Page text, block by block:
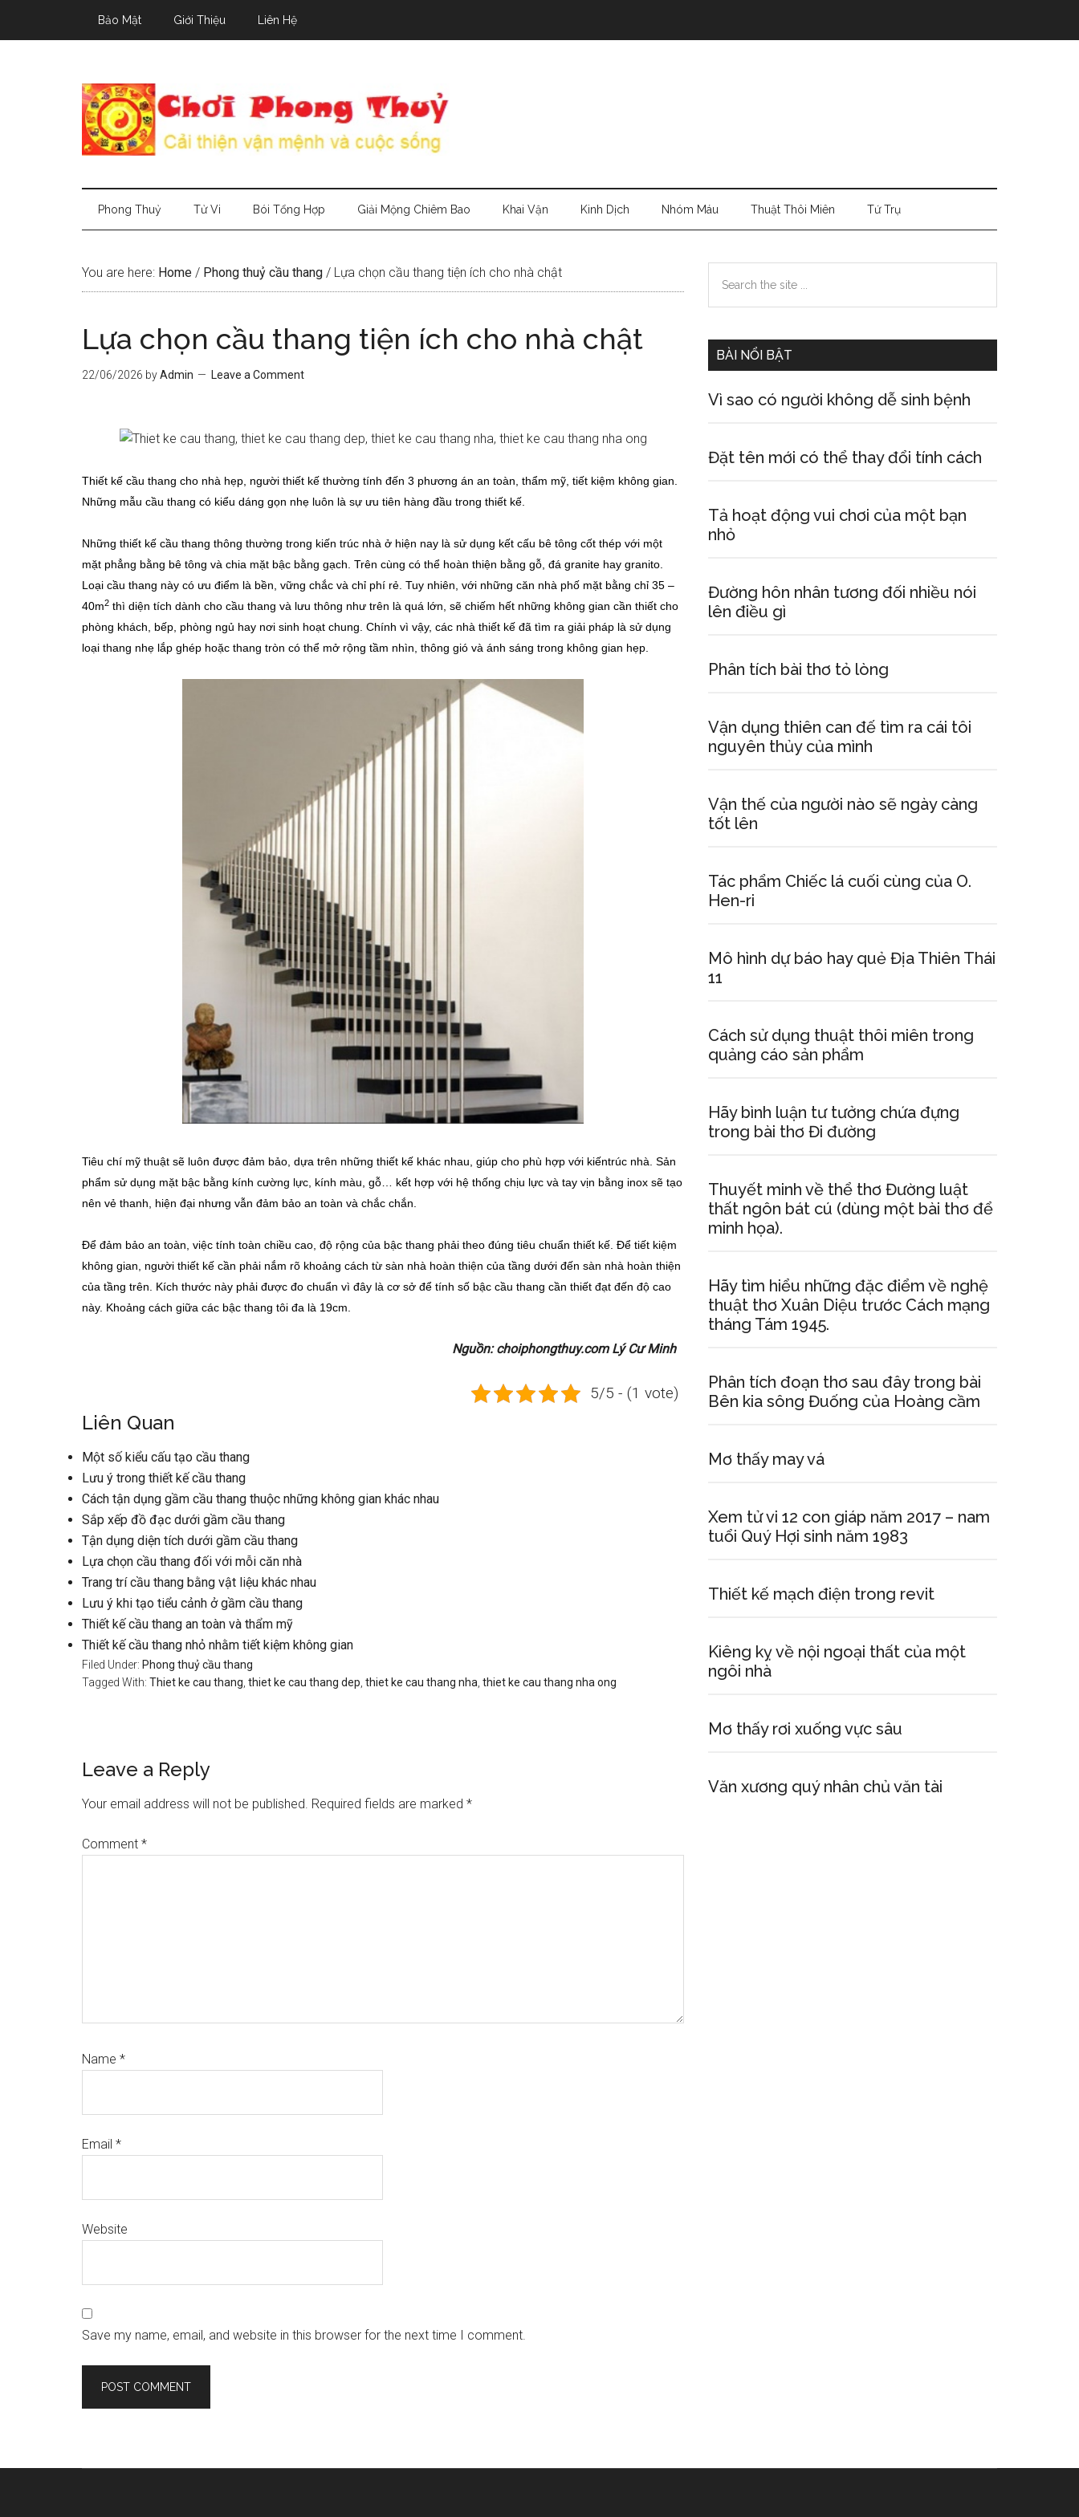
Bảo Mật Giới Thiệu Liên Hệ
Phong Thuỷ Tử Vi Bói Tổng Hợp Giải Mộng Chiêm Bao Khai Vận Kinh Dịch Nhóm Máu Thuật Thôi Miên Tứ Trụ
You are here: Home / Phong thuỷ cầu thang / Lựa chọn cầu thang tiện ích cho nhà chật
Lựa chọn cầu thang tiện ích cho nhà chật
22/06/2026 byAdmin Leave a Comment
Thiết kế cầu thang cho nhà hẹp, người thiết kế thường tính đến 3 phương án an toàn, thẩm mỹ, tiết kiệm không gian.
Những mẫu cầu thang có kiểu dáng gọn nhẹ luôn là sự ưu tiên hàng đầu trong thiết kế.
Những thiết kế cầu thang thông thường trong kiến trúc nhà ở hiện nay là sử dụng kết cấu bê tông cốt thép với một
mặt phẳng bằng bê tông và chia mặt bậc bằng gạch. Trên cùng có thể hoàn thiện bằng gỗ, đá granite hay granito.
Loại cầu thang này có ưu điểm là bền, vững chắc và chỉ phí rẻ. Tuy nhiên, với những căn nhà phố mặt bằng chỉ 35 –
40m2 thì diện tích dành cho cầu thang và lưu thông như trên là quá lớn, sẽ chiếm hết những không gian cần thiết cho
phòng khách, bếp, phòng ngủ hay nơi sinh hoạt chung. Chính vì vậy, các nhà thiết kế đã tìm ra giải pháp là sử dụng
loại thang nhẹ lắp ghép hoặc thang tròn có thể mở rộng tầm nhìn, thông gió và ánh sáng trong không gian hẹp.
Tiêu chí mỹ thuật sẽ luôn được đảm bảo, dựa trên những thiết kế khác nhau, giúp cho phù hợp với kiếntrúc nhà. Sản
phẩm sử dụng mặt bậc bằng kính cường lực, kính màu, gỗ… kết hợp với hệ thống chịu lực và tay vịn bằng inox sẽ tạo
nên vẻ thanh, hiện đại nhưng vẫn đảm bảo an toàn và chắc chắn.
Để đảm bảo an toàn, việc tính toàn chiều cao, độ rộng của bậc thang phải theo đúng tiêu chuẩn thiết kế. Để tiết kiệm
không gian, người thiết kế cần phải nắm rõ khoảng cách từ sàn nhà hoàn thiện của tầng dưới đến sàn nhà hoàn thiện
của tầng trên. Kích thước này phải được đo chuẩn vì đây là cơ sở để tính số bậc cầu thang cần thiết đạt đến độ cao
này. Khoảng cách giữa các bậc thang tôi đa là 19cm.
Nguồn: choiphongthuy.com Lý Cư Minh
5/5 - (1 vote)
Liên Quan
Một số kiểu cấu tạo cầu thang
Lưu ý trong thiết kế cầu thang
Cách tận dụng gầm cầu thang thuộc những không gian khác nhau
Sắp xếp đồ đạc dưới gầm cầu thang
Tận dụng diện tích dưới gầm cầu thang
Lựa chọn cầu thang đối với mỗi căn nhà
Trang trí cầu thang bằng vật liệu khác nhau
Lưu ý khi tạo tiểu cảnh ở gầm cầu thang
Thiết kế cầu thang an toàn và thẩm mỹ
Thiết kế cầu thang nhỏ nhằm tiết kiệm không gian
Filed Under: Phong thuỷ cầu thang
Tagged With: Thiet ke cau thang thiet ke cau thang dep thiet ke cau thang nha thiet ke cau thang nha ong
Reader
Interactions
Leave a Reply
Your email address will not be published. Required fields are marked *
Comment *
Name *
Email *
Website
Save my name, email, and website in this browser for the next time I comment.
Primary
Sidebar
the
BÀI NỔI BẬT
Vì sao có người không dễ sinh bệnh
Đặt tên mới có thể thay đổi tính cách
Tả hoạt động vui chơi của một bạn
nhỏ
Đường hôn nhân tương đối nhiều nói
lên điều gì
Phân tích bài thơ tỏ lòng
Vận dụng thiên can đế tìm ra cái tôi
nguyên thủy của mình
Vận thế của người nào sẽ ngày càng
tốt lên
Tác phẩm Chiếc lá cuối cùng của O.
Hen-ri
Mô hình dự báo hay quẻ Địa Thiên Thái
11
Cách sử dụng thuật thôi miên trong
quảng cáo sản phẩm
Hãy bình luận tư tưởng chứa đựng
trong bài thơ Đi đường
Thuyết minh về thể thơ Đường luật
thất ngôn bát cú (dùng một bài thơ để
minh họa).
Hãy tìm hiểu những đặc điểm về nghệ
thuật thơ Xuân Diệu trước Cách mạng
tháng Tám 1945.
Phân tích đoạn thơ sau đây trong bài
Bên kia sông Đuống của Hoàng cầm
Mơ thấy may vá
Xem tử vi 12 con giáp năm 2017 – nam
tuổi Quý Hợi sinh năm 1983
Thiết kế mạch điện trong revit
Kiêng kỵ về nội ngoại thất của một
ngôi nhà
Mơ thấy rơi xuống vực sâu
Văn xương quý nhân chủ văn tài